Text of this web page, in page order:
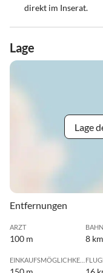
direkt im Inserat.
Lage
Lage
Entfernungen
ARZT
100 m 8 km